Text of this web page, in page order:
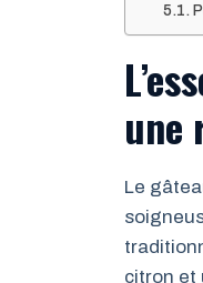
une
Le
citron et